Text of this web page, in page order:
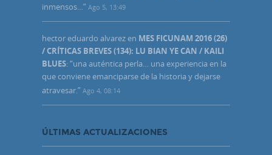
inmensos…” Ago 5, 13:49
hector eduardo alvarez en MES FICUNAM 2016 (26)
/ CRÍTICAS BREVES (134): LU BIAN YE CAN / KAILI
BLUES: “una auténtica perla… una experiencia en la
que conviene emanciparse de la historia y dejarse
atravesar.” Ago 4, 08:14
ÚLTIMAS ACTUALIZACIONES